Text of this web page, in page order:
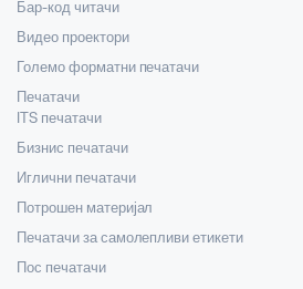
Бар-код читачи
Видео проектори
Големо форматни печатачи
Печатачи
ITS печатачи
Бизнис печатачи
Иглични печатачи
Потрошен материјал
Печатачи за самолепливи етикети
Пос печатачи